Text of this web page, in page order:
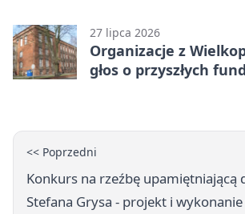
27 lipca 2026
Organizacje z
głos o przyszłych
<< Poprzedni
Konkurs na rzeźbę upamiętniającą
Stefana Grysa - projekt i